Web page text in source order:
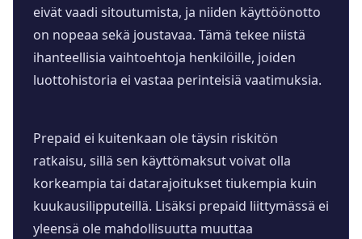
eivät vaadi sitoutumista, ja niiden käyttöönotto
on nopeaa sekä joustavaa. Tämä tekee niistä
ihanteellisia vaihtoehtoja henkilöille, joiden
luottohistoria ei vastaa perinteisiä vaatimuksia.
Prepaid ei kuitenkaan ole täysin riskitön
ratkaisu, sillä sen käyttömaksut voivat olla
korkeampia tai datarajoitukset tiukempia kuin
kuukausilipputeillä. Lisäksi prepaid liittymässä ei
yleensä ole mahdollisuutta muuttaa